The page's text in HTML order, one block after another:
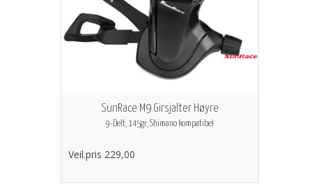
SunRace M9 Girsjalter Høyre
9-Delt, 145gr, Shimano kompatibel
Veil.pris 229,00